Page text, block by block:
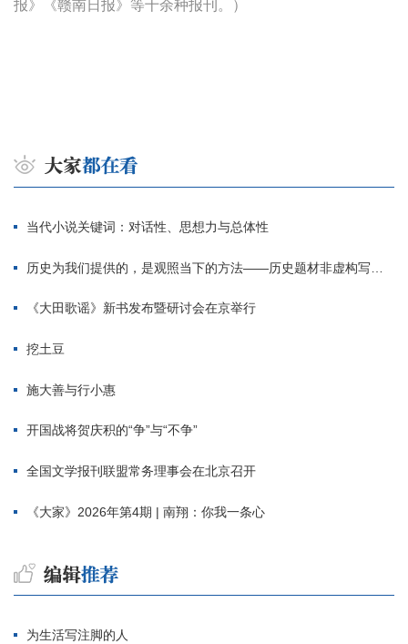
报》《赣南日报》等十余种报刊。）
当代小说关键词：对话性、思想力与总体性
历史为我们提供的，是观照当下的方法——历史题材非虚构写作多人谈
《大田歌谣》新书发布暨研讨会在京举行
挖土豆
施大善与行小惠
开国战将贺庆积的“争”与“不争”
全国文学报刊联盟常务理事会在北京召开
《大家》2026年第4期 | 南翔：你我一条心
为生活写注脚的人